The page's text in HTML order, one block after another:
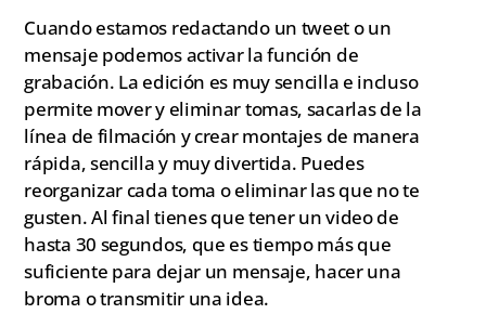
Cuando estamos redactando un tweet o un
mensaje podemos activar la función de
grabación. La edición es muy sencilla e incluso
permite mover y eliminar tomas, sacarlas de la
línea de filmación y crear montajes de manera
rápida, sencilla y muy divertida. Puedes
reorganizar cada toma o eliminar las que no te
gusten. Al final tienes que tener un video de
hasta 30 segundos, que es tiempo más que
suficiente para dejar un mensaje, hacer una
broma o transmitir una idea.